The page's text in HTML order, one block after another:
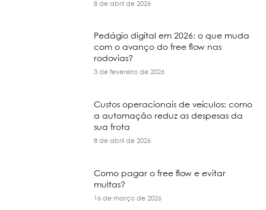
8 de abril de 2026
Pedágio digital em 2026: o que muda
com o avanço do free flow nas
rodovias?
3 de fevereiro de 2026
Custos operacionais de veículos: como
a automação reduz as despesas da
sua frota
8 de abril de 2026
Como pagar o free flow e evitar
multas?
16 de março de 2026